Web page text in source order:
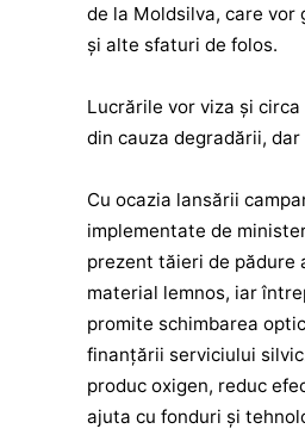
de la Moldsilva, care
și alte sfaturi de folos.
Lucrările vor viza și
din cauza degradării,
Cu ocazia lansării
implementate de
prezent tăieri de
material lemnos, iar
promite schimbarea
finanțării serviciului
produc oxigen, reduc
ajuta cu fonduri și